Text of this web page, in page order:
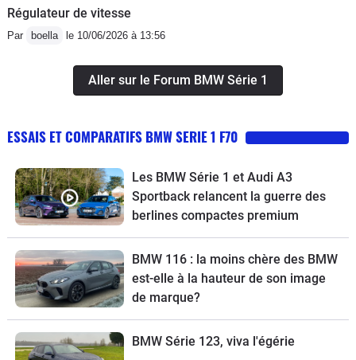
Régulateur de vitesse
Par boella le 10/06/2026 à 13:56
Aller sur le Forum BMW Série 1
ESSAIS ET COMPARATIFS BMW SERIE 1 F70
Les BMW Série 1 et Audi A3
Sportback relancent la guerre des
berlines compactes premium
BMW 116 : la moins chère des BMW
est-elle à la hauteur de son image
de marque?
BMW Série 123, viva l'égérie